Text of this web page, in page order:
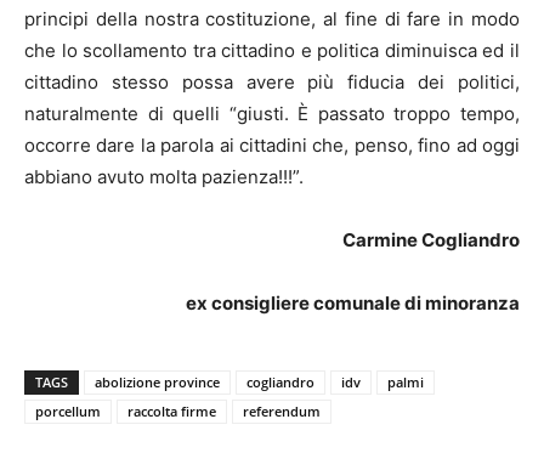
principi della nostra costituzione, al fine di fare in modo
che lo scollamento tra cittadino e politica diminuisca ed il
cittadino stesso possa avere più fiducia dei politici,
naturalmente di quelli “giusti. È passato troppo tempo,
occorre dare la parola ai cittadini che, penso, fino ad oggi
abbiano avuto molta pazienza!!!”.
Carmine Cogliandro
ex consigliere comunale di minoranza
TAGS abolizione province cogliandro idv
palmi
porcellum
raccolta firme referendum